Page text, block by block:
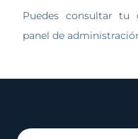
Puedes consultar tu
panel de